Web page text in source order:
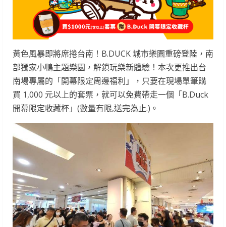
黃色風暴即將席捲台南！B.DUCK 城市樂園重磅登陸，南
部獨家小鴨主題樂園，解鎖玩樂新體驗！本次更推出台
南場專屬的「開幕限定周邊福利」，只要在現場單筆購
買 1,000 元以上的套票，就可以免費帶走一個「B.Duck
開幕限定收藏杯」(數量有限,送完為止.)。